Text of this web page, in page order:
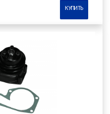
КУПИТЬ